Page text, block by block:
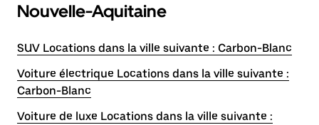
Nouvelle-Aquitaine
SUV Locations dans la ville suivante : Carbon-Blanc
Voiture électrique Locations dans la ville suivante :
Carbon-Blanc
Voiture de luxe Locations dans la ville suivante :